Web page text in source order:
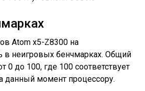
Atom x5-Z8300 на
в неигровых бенчмарках. Общий
0 до 100, где 100 соответствует
данный момент процессору.